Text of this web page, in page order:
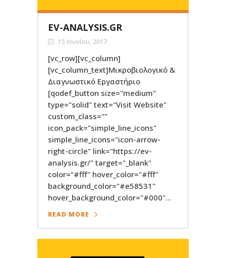
EV-ANALYSIS.GR
15 Ιουνίου, 2017
[vc_row][vc_column]
[vc_column_text]Μικροβιολογικό &
Διαγνωστικό Εργαστήριο
[qodef_button size="medium"
type="solid" text="Visit Website"
custom_class=""
icon_pack="simple_line_icons"
simple_line_icons="icon-arrow-
right-circle" link="https://ev-
analysis.gr/" target="_blank"
color="#fff" hover_color="#fff"
background_color="#e58531"
hover_background_color="#000"...
READ MORE